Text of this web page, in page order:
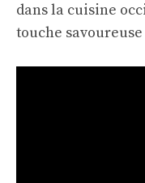
dans la cuisine
touche